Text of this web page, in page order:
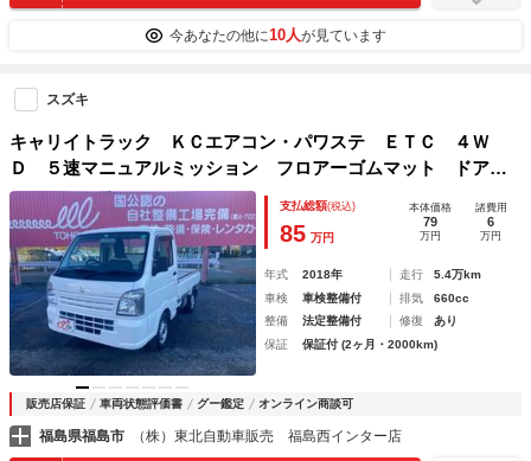
今あなたの他に10人が見ています
スズキ
キャリイトラック ＫＣエアコン・パワステ ＥＴＣ ４Ｗ
Ｄ ５速マニュアルミッション フロアーゴムマット ドアバ
イザー ゲートプロテクター ＬＥＤヘッドライト ＬＥＤポ
ジションランプ
支払総額(税込)
85 万円
本体価格
79
万円
諸費用
6
万円
年式 2018年 走行
5.4万km
車検
車検整備付 排気
660cc
整備
法定整備付 修復
あり
保証
保証付 (2ヶ月・2000km)
販売店保証 車両状態評価書 グー鑑定 オンライン商談可
福島県福島市 （株）東北自動車販売 福島西インター店